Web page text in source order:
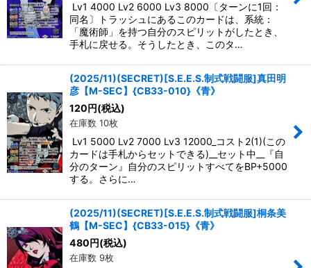
Lv1 4000 Lv2 6000 Lv3 8000〔ターンに1回：
同名〕トラッシュにあるこのカードは、系統：
「魔術師」を持つ自分のスピリットがしたとき、
手札に戻せる。そうしたとき、このタ…
(2025/11)(SECRET)[S.E.E.S.制式戦闘服]真田明
彦【M-SEC】{CB33-010}《青》
120 円(税込)
在庫数 10枚
Lv1 5000 Lv2 7000 Lv3 12000_コスト2(1)(この
カードは手札からセットできる)__セット中__『自
分のターン』自分のスピリットすべてをBP+5000
する。さらに…
(2025/11)(SECRET)[S.E.E.S.制式戦闘服]桐条美
鶴【M-SEC】{CB33-015}《青》
480 円(税込)
在庫数 9枚